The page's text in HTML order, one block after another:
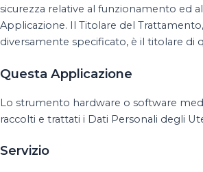
sicurezza relative al funzionamento ed
Applicazione. Il Titolare del
diversamente specificato, è il titolare di
Questa Applicazione
Lo strumento hardware o software
raccolti e trattati i Dati Personali degli
Servizio